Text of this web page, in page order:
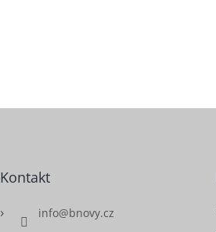
Kontakt
info@bnovy.cz